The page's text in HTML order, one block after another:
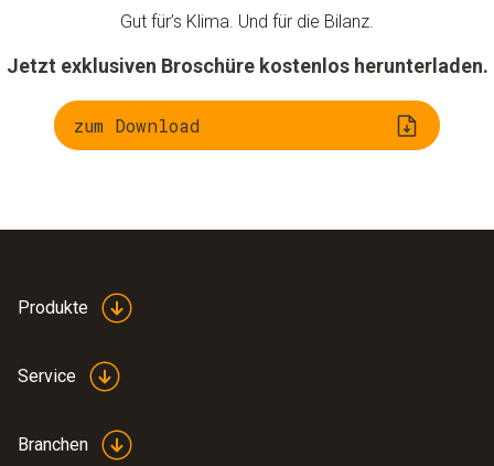
Gut für’s Klima. Und für die Bilanz.
Jetzt exklusiven Broschüre kostenlos herunterladen.
zum Download
Produkte
Service
Branchen